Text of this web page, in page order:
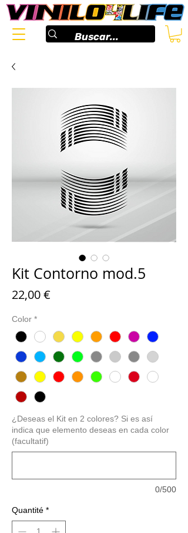
Kit Contorno mod.5
22,00 €
Color *
¿Deseas el Kit en 2 colores? Si es así
indica que elemento deseas en cada color
(facultatif)
0/500
Quantité *